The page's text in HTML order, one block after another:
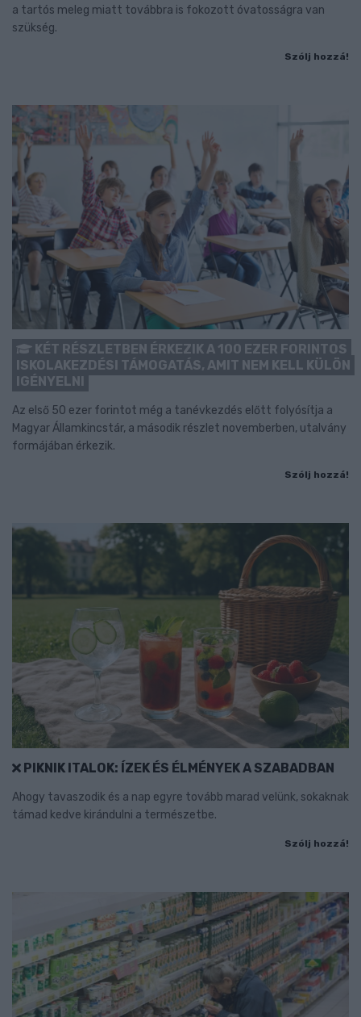
a tartós meleg miatt továbbra is fokozott óvatosságra van
szükség.
Szólj hozzá!
KÉT RÉSZLETBEN ÉRKEZIK A 100 EZER FORINTOS
ISKOLAKEZDÉSI TÁMOGATÁS, AMIT NEM KELL KÜLÖN
IGÉNYELNI
Az első 50 ezer forintot még a tanévkezdés előtt folyósítja a
Magyar Államkincstár, a második részlet novemberben, utalvány
formájában érkezik.
Szólj hozzá!
PIKNIK ITALOK: ÍZEK ÉS ÉLMÉNYEK A SZABADBAN
Ahogy tavaszodik és a nap egyre tovább marad velünk, sokaknak
támad kedve kirándulni a természetbe.
Szólj hozzá!